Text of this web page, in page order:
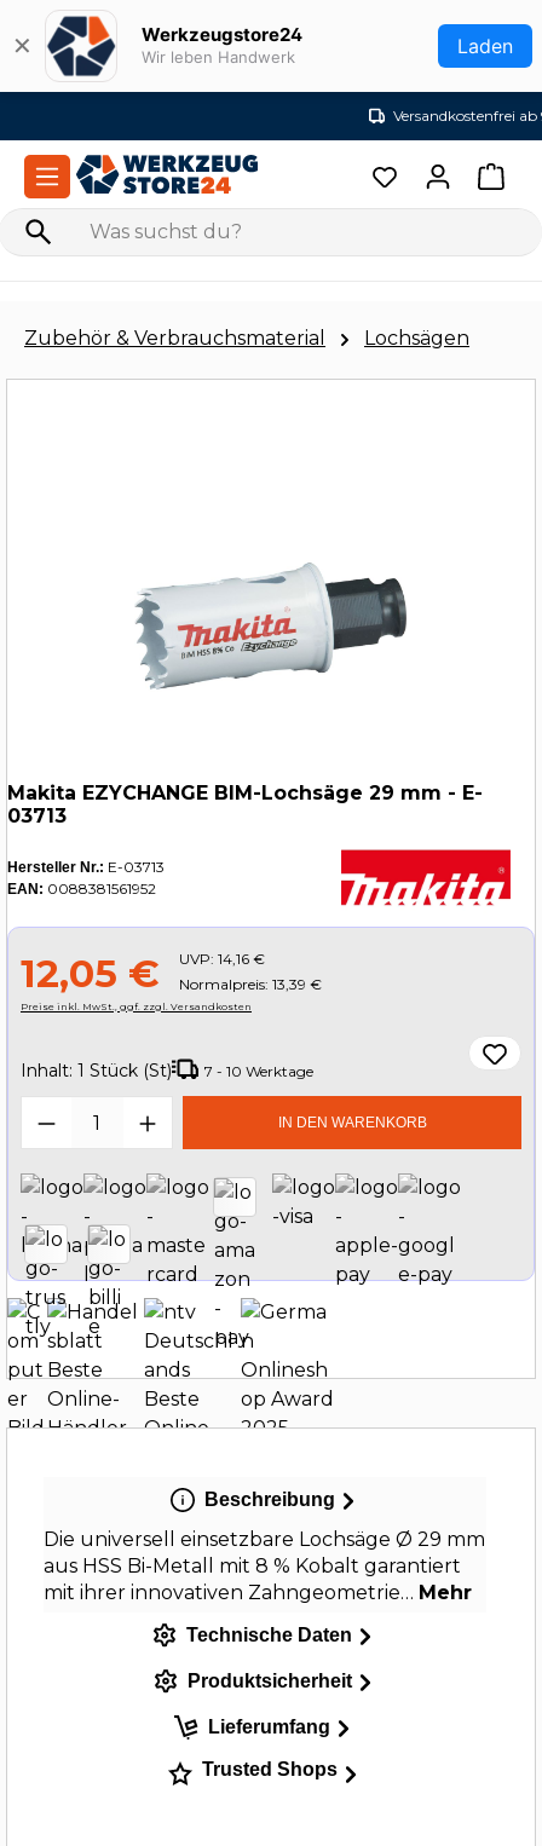
Zum Hauptinhalt springen
✕ Werkzeugstore24
Wir leben Handwerk Laden
Versandkostenfrei ab 99€ (DE)
Zubehör & Verbrauchsmaterial Lochsägen
Makita EZYCHANGE BIM-Lochsäge 29 mm - E-
03713
Hersteller Nr.: E-03713
EAN: 0088381561952
12,05 € UVP: 14,16 €
Normalpreis: 13,39 €
Preise inkl. MwSt., ggf. zzgl. Versandkosten
Inhalt: 1 Stück (St) 7 - 10 Werktage
Produkt Anzahl: Gib denIN DEN WARENKORB
Beschreibung
Die universell einsetzbare Lochsäge Ø 29 mm
aus HSS Bi-Metall mit 8 % Kobalt garantiert
mit ihrer innovativen Zahngeometrie… Mehr
Technische Daten
Produktsicherheit
Lieferumfang
Trusted Shops